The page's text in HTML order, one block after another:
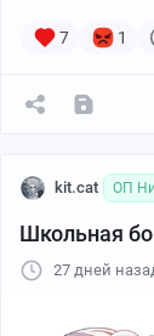
7 1
kit.cat ОП
Школьная
27 дней